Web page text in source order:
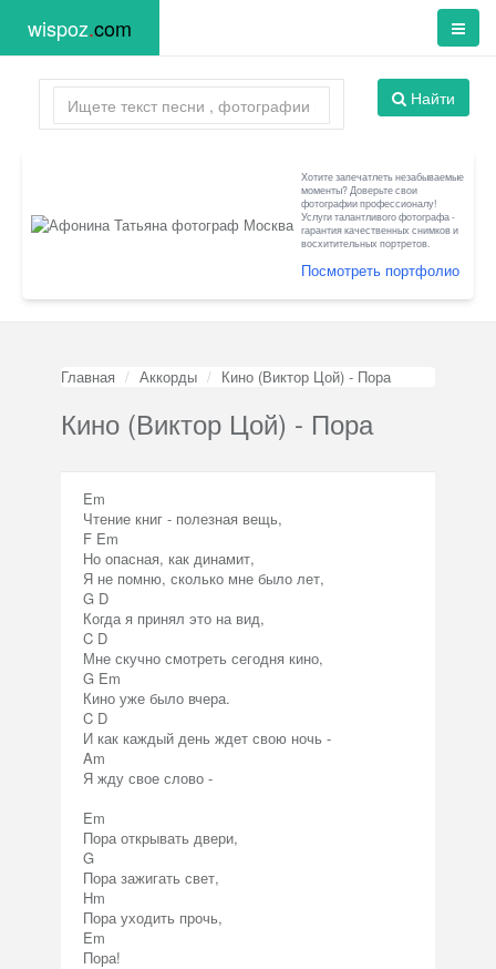
wispoz.com
Найти
Хотите запечатлеть незабываемые
моменты? Доверьте свои
фотографии профессионалу!
Услуги талантливого фотографа -
гарантия качественных снимков и
восхитительных портретов.
Посмотреть портфолио
Главная Аккорды Кино (Виктор Цой) - Пора
Кино (Виктор Цой) - Пора
Em
Чтение книг - полезная вещь,
F Em
Но опасная, как динамит,
Я не помню, сколько мне было лет,
G D
Когда я принял это на вид,
C D
Мне скучно смотреть сегодня кино,
G Em
Кино уже было вчера.
C D
И как каждый день ждет свою ночь -
Am
Я жду свое слово -
Em
Пора открывать двери,
G
Пора зажигать свет,
Hm
Пора уходить прочь,
Em
Пора!